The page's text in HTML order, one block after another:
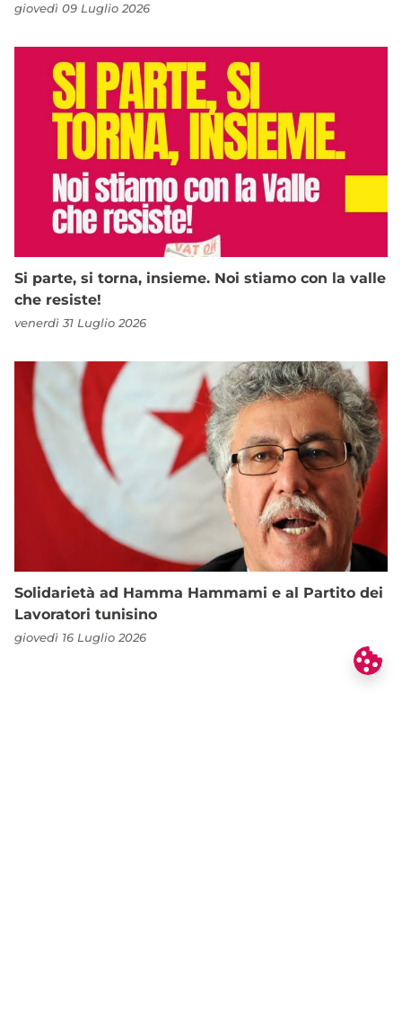
giovedì 09 Luglio 2026
Si parte, si torna, insieme. Noi stiamo con la valle
che resiste!
venerdì 31 Luglio 2026
Solidarietà ad Hamma Hammami e al Partito dei
Lavoratori tunisino
giovedì 16 Luglio 2026